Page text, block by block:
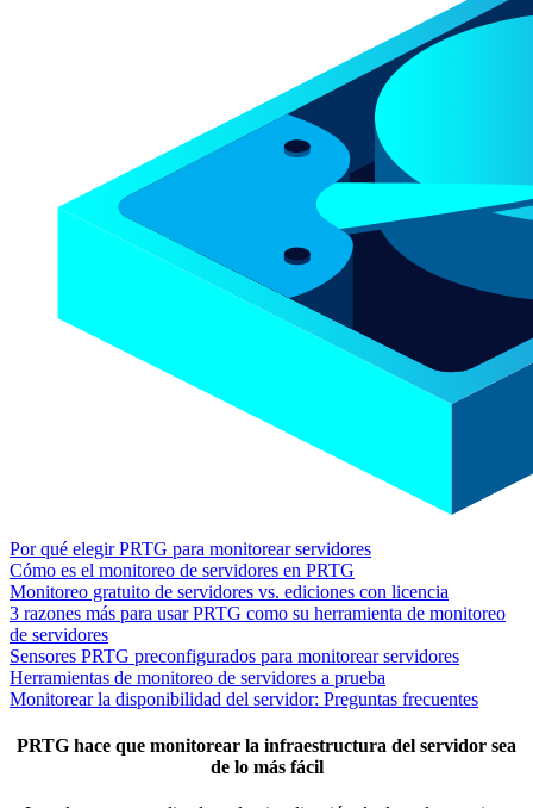
Por qué elegir PRTG para monitorear servidores
Cómo es el monitoreo de servidores en PRTG
Monitoreo gratuito de servidores vs. ediciones con licencia
3 razones más para usar PRTG como su herramienta de monitoreo
de servidores
Sensores PRTG preconfigurados para monitorear servidores
Herramientas de monitoreo de servidores a prueba
Monitorear la disponibilidad del servidor: Preguntas frecuentes
PRTG hace que monitorear la infraestructura del servidor sea
de lo más fácil